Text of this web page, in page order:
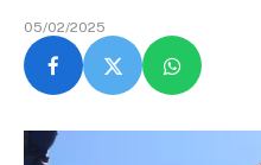
05/02/2025